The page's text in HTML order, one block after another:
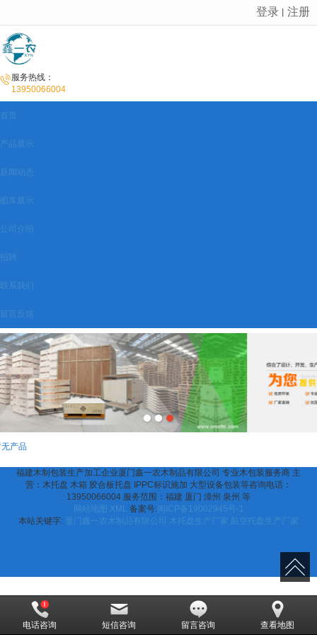
很遗憾，因您的浏览器版本过低导致无法获得最佳浏览体验，推荐下载安装谷歌浏览器！
登录 注册
服务热线：
13950066004
首页
产品展示
新闻动态
图库展示
公司介绍
招聘
联系我们
留言反馈
产品
福建木制包装生产加工企业厦门鑫一农木制品有限公司 专业木包装服务商 主
营：木托盘 木箱 胶合板托盘 IPPC标识施加 大型设备包装等咨询电话：
13950066004 服务范围：福建 厦门 漳州 泉州 等
网站地图
XML 备案号:闽ICP备19002945号-1
本站关键字: 厦门鑫一农木制品有限公司 木托盘生产厂家 航空托盘生产厂家
电话咨询 短信咨询 留言咨询 查看地图